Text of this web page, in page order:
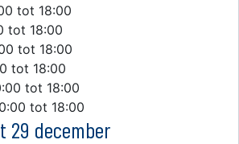
tot 18:00
tot 18:00
tot 18:00
tot 18:00
tot 18:00
tot 18:00
29 december